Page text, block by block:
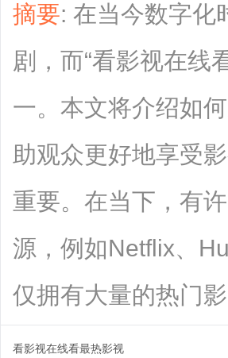
摘要: 在当今数字化
剧，而“看影视在线
一。本文将介绍如
助观众更好地享受
重要。在当下，有
源，例如Netflix、
仅拥有大量的热门
看影视在线看最热影视